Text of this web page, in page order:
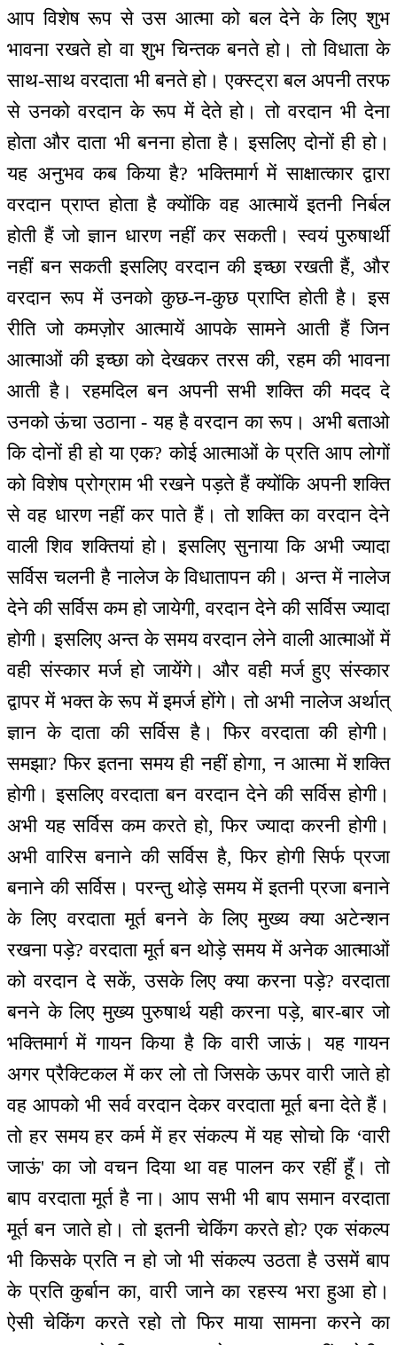
आप विशेष रूप से उस आत्मा को बल देने के लिए शुभ
भावना रखते हो वा शुभ चिन्तक बनते हो। तो विधाता के
साथ-साथ वरदाता भी बनते हो। एक्स्ट्रा बल अपनी तरफ
से उनको वरदान के रूप में देते हो। तो वरदान भी देना
होता और दाता भी बनना होता है। इसलिए दोनों ही हो।
यह अनुभव कब किया है? भक्तिमार्ग में साक्षात्कार द्वारा
वरदान प्राप्त होता है क्योंकि वह आत्मायें इतनी निर्बल
होती हैं जो ज्ञान धारण नहीं कर सकती। स्वयं पुरुषार्थी
नहीं बन सकती इसलिए वरदान की इच्छा रखती हैं, और
वरदान रूप में उनको कुछ-न-कुछ प्राप्ति होती है। इस
रीति जो कमज़ोर आत्मायें आपके सामने आती हैं जिन
आत्माओं की इच्छा को देखकर तरस की, रहम की भावना
आती है। रहमदिल बन अपनी सभी शक्ति की मदद दे
उनको ऊंचा उठाना - यह है वरदान का रूप। अभी बताओ
कि दोनों ही हो या एक? कोई आत्माओं के प्रति आप लोगों
को विशेष प्रोग्राम भी रखने पड़ते हैं क्योंकि अपनी शक्ति
से वह धारण नहीं कर पाते हैं। तो शक्ति का वरदान देने
वाली शिव शक्तियां हो। इसलिए सुनाया कि अभी ज्यादा
सर्विस चलनी है नालेज के विधातापन की। अन्त में नालेज
देने की सर्विस कम हो जायेगी, वरदान देने की सर्विस ज्यादा
होगी। इसलिए अन्त के समय वरदान लेने वाली आत्माओं में
वही संस्कार मर्ज हो जायेंगे। और वही मर्ज हुए संस्कार
द्वापर में भक्त के रूप में इमर्ज होंगे। तो अभी नालेज अर्थात्
ज्ञान के दाता की सर्विस है। फिर वरदाता की होगी।
समझा? फिर इतना समय ही नहीं होगा, न आत्मा में शक्ति
होगी। इसलिए वरदाता बन वरदान देने की सर्विस होगी।
अभी यह सर्विस कम करते हो, फिर ज्यादा करनी होगी।
अभी वारिस बनाने की सर्विस है, फिर होगी सिर्फ प्रजा
बनाने की सर्विस। परन्तु थोड़े समय में इतनी प्रजा बनाने
के लिए वरदाता मूर्त बनने के लिए मुख्य क्या अटेन्शन
रखना पड़े? वरदाता मूर्त बन थोड़े समय में अनेक आत्माओं
को वरदान दे सकें, उसके लिए क्या करना पड़े? वरदाता
बनने के लिए मुख्य पुरुषार्थ यही करना पड़े, बार-बार जो
भक्तिमार्ग में गायन किया है कि वारी जाऊं। यह गायन
अगर प्रैक्टिकल में कर लो तो जिसके ऊपर वारी जाते हो
वह आपको भी सर्व वरदान देकर वरदाता मूर्त बना देते हैं।
तो हर समय हर कर्म में हर संकल्प में यह सोचो कि ‘वारी
जाऊं' का जो वचन दिया था वह पालन कर रहीं हूँ। तो
बाप वरदाता मूर्त है ना। आप सभी भी बाप समान वरदाता
मूर्त बन जाते हो। तो इतनी चेकिंग करते हो? एक संकल्प
भी किसके प्रति न हो जो भी संकल्प उठता है उसमें बाप
के प्रति कुर्बान का, वारी जाने का रहस्य भरा हुआ हो।
ऐसी चेकिंग करते रहो तो फिर माया सामना करने का